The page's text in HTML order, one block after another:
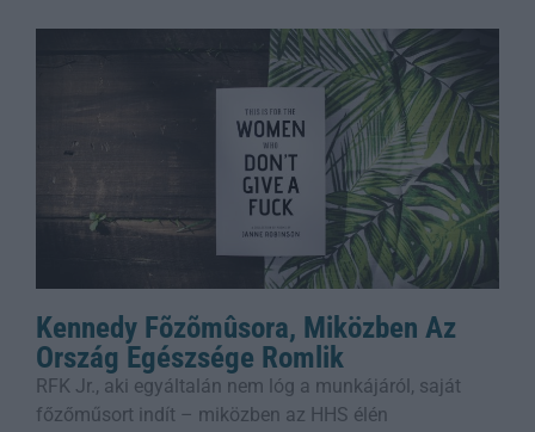
Kennedy Fõzõmûsora, Miközben Az
Ország Egészsége Romlik
RFK Jr., aki egyáltalán nem lóg a munkájáról, saját
főzőműsort indít – miközben az HHS élén